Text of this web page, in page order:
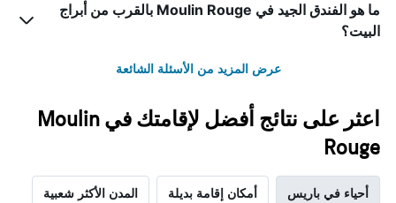
ما هو الفندق الجيد في Moulin Rouge بالقرب من أبراج
البيت؟
عرض المزيد من الأسئلة الشائعة
اعثر على نتائج أفضل لإقامتك في Moulin
Rouge
أحياء في باريس أمكان إقامة بديلة المدن الأكثر شعبية